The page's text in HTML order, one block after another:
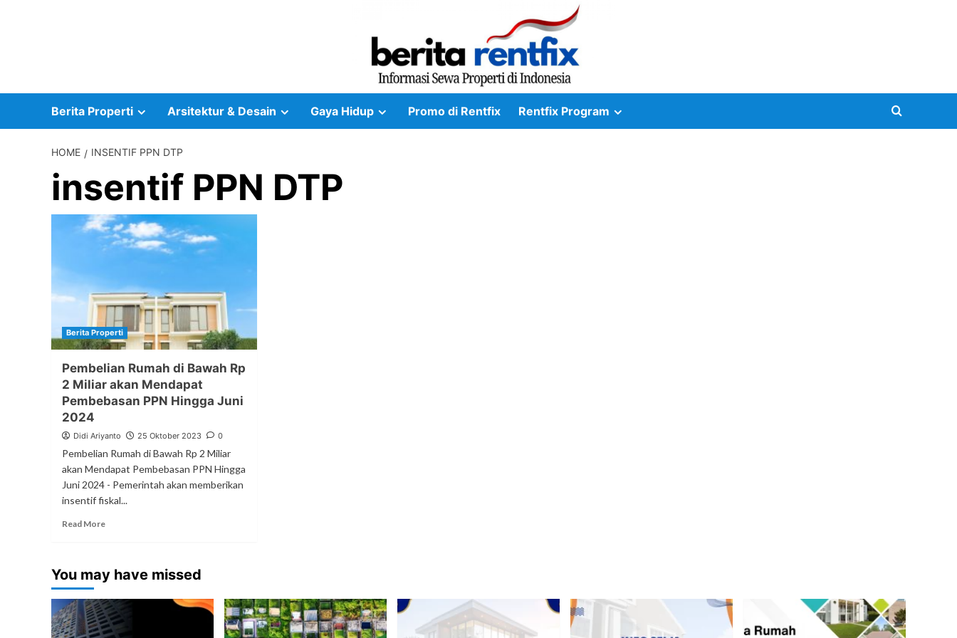
Berita Properti Arsitektur & Desain Gaya Hidup Promo di Rentfix Rentfix Program
HOME INSENTIF PPN DTP
insentif PPN DTP
Berita Properti
Pembelian Rumah di Bawah Rp
2 Miliar akan Mendapat
Pembebasan PPN Hingga Juni
2024
Didi Ariyanto 25 Oktober 2023 0
Pembelian Rumah di Bawah Rp 2 Miliar
akan Mendapat Pembebasan PPN Hingga
Juni 2024 - Pemerintah akan memberikan
insentif fiskal...
Read More
You may have missed